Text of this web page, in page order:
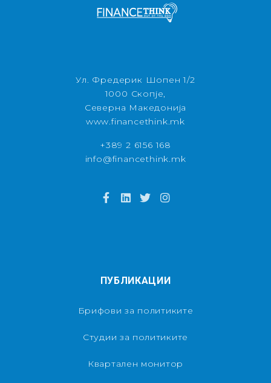
Ул. Фредерик Шопен 1/2
1000 Скопје,
Северна Македонија
www.financethink.mk
+389 2 6156 168
info@financethink.mk
ПУБЛИКАЦИИ
Брифови за политиките
Студии за политиките
Квартален монитор